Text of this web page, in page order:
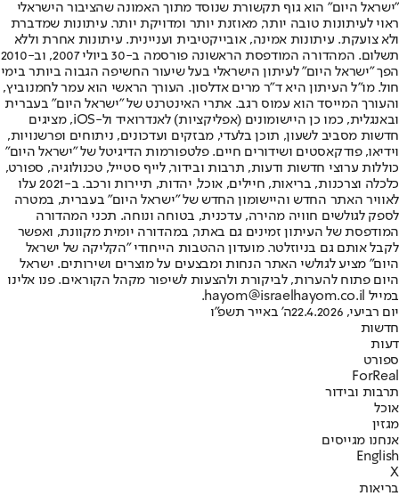
"ישראל היום" הוא גוף תקשורת שנוסד מתוך האמונה שהציבור הישראלי
ראוי לעיתונות טובה יותר, מאוזנת יותר ומדויקת יותר. עיתונות שמדברת
ולא צועקת. עיתונות אמינה, אובייקטיבית ועניינית. עיתונות אחרת וללא
תשלום. המהדורה המודפסת הראשונה פורסמה ב-30 ביולי 2007, וב-2010
הפך "ישראל היום" לעיתון הישראלי בעל שיעור החשיפה הגבוה ביותר בימי
חול. מו"ל העיתון היא ד"ר מרים אדלסון. העורך הראשי הוא עמר לחמנוביץ,
והעורך המייסד הוא עמוס רגב. אתרי האינטרנט של "ישראל היום" בעברית
ובאנגלית, כמו כן היישומונים (אפליקציות) לאנדרואיד ול-iOS, מציגים
חדשות מסביב לשעון, תוכן בלעדי, מבזקים ועדכונים, ניתוחים ופרשנויות,
וידיאו, פודקאסטים ושידורים חיים. פלטפורמות הדיגיטל של "ישראל היום"
כוללות ערוצי חדשות ודעות, תרבות ובידור, לייף סטייל, טכנולוגיה, ספורט,
כלכלה וצרכנות, בריאות, חיילים, אוכל, יהדות, תיירות ורכב. ב-2021 עלו
לאוויר האתר החדש והיישומון החדש של "ישראל היום" בעברית, במטרה
לספק לגולשים חוויה מהירה, עדכנית, בטוחה ונוחה. תכני המהדורה
המודפסת של העיתון זמינים גם באתר, במהדורה יומית מקוונת, ואפשר
לקבל אותם גם בניוזלטר. מועדון ההטבות הייחודי "הקליקה של ישראל
היום" מציע לגולשי האתר הנחות ומבצעים על מוצרים ושירותים. ישראל
היום פתוח להערות, לביקורת ולהצעות לשיפור מקהל הקוראים. פנו אלינו
במייל hayom@israelhayom.co.il.
יום רביעי, 22.4.2026
ה' באייר תשפ"ו
חדשות
דעות
ספורט
ForReal
תרבות ובידור
אוכל
מגזין
אנחנו מגייסים
English
X
בריאות